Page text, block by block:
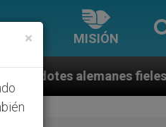
MISIÓN
fieles al Papa
×